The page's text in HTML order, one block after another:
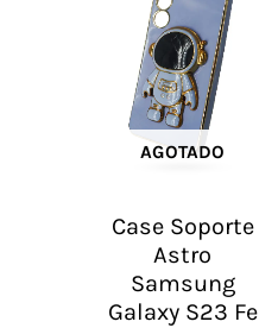
AGOTADO
Case Soporte
Astro
Samsung
Galaxy S23 Fe